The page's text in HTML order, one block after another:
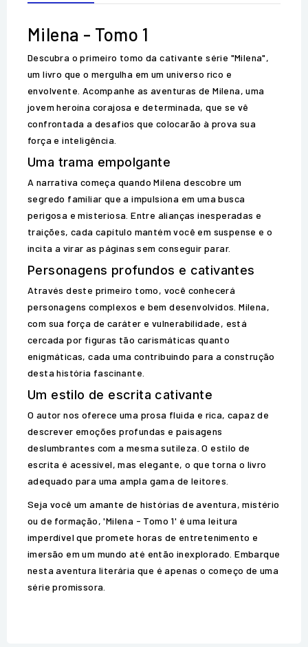
Milena - Tomo 1
Descubra o primeiro tomo da cativante série "Milena",
um livro que o mergulha em um universo rico e
envolvente. Acompanhe as aventuras de Milena, uma
jovem heroína corajosa e determinada, que se vê
confrontada a desafios que colocarão à prova sua
força e inteligência.
Uma trama empolgante
A narrativa começa quando Milena descobre um
segredo familiar que a impulsiona em uma busca
perigosa e misteriosa. Entre alianças inesperadas e
traições, cada capítulo mantém você em suspense e o
incita a virar as páginas sem conseguir parar.
Personagens profundos e cativantes
Através deste primeiro tomo, você conhecerá
personagens complexos e bem desenvolvidos. Milena,
com sua força de caráter e vulnerabilidade, está
cercada por figuras tão carismáticas quanto
enigmáticas, cada uma contribuindo para a construção
desta história fascinante.
Um estilo de escrita cativante
O autor nos oferece uma prosa fluida e rica, capaz de
descrever emoções profundas e paisagens
deslumbrantes com a mesma sutileza. O estilo de
escrita é acessível, mas elegante, o que torna o livro
adequado para uma ampla gama de leitores.
Seja você um amante de histórias de aventura, mistério
ou de formação, 'Milena - Tomo 1' é uma leitura
imperdível que promete horas de entretenimento e
imersão em um mundo até então inexplorado. Embarque
nesta aventura literária que é apenas o começo de uma
série promissora.